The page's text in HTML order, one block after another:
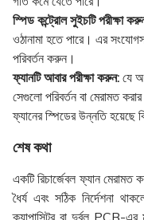
স্পিড কন্ট্রোল সুইচটি পরীক্ষা
ওঠানামা হতে পারে। এর
পরিবর্তন করুন।
ফ্যানটি আবার পরীক্ষা করুন: যে
সেগুলো পরিবর্তন বা মেরামত
ফ্যানের স্পিডের উন্নতি হয়েছে
শেষ কথা
একটি রিচার্জেবল ফ্যান
ধৈর্য এবং সঠিক নির্দেশনা